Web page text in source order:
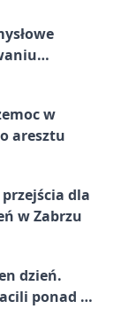
w
aresztu
dla
w Zabrzu
dzień.
ponad 6